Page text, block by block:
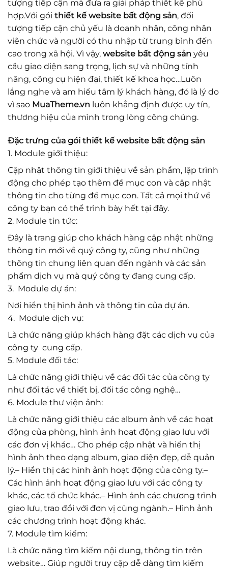
tượng tiếp cận mà đưa ra giải pháp thiết kế phù
hợp.Với gói thiết kế website bất động sản, đối
tượng tiếp cận chủ yếu là doanh nhân, công nhân
viên chức và người có thu nhập từ trung bình đến
cao trong xã hội. Vì vậy, website bất động sản yêu
cầu giao diện sang trọng, lịch sự và những tính
năng, công cụ hiện đại, thiết kế khoa học…Luôn
lắng nghe và am hiểu tâm lý khách hàng, đó là lý do
vì sao MuaTheme.vn luôn khẳng định được uy tín,
thương hiệu của mình trong lòng công chúng.
Đặc trưng của gói thiết kế website bất động sản
1. Module giới thiệu:
Cập nhật thông tin giới thiệu về sản phẩm, lập trình
động cho phép tạo thêm đề mục con và cập nhật
thông tin cho từng đề mục con. Tất cả mọi thứ về
công ty bạn có thể trình bày hết tại đây.
2. Module tin tức:
Đây là trang giúp cho khách hàng cập nhật những
thông tin mới về quý công ty, cũng như những
thông tin chung liên quan đến ngành và các sản
phẩm dịch vụ mà quý công ty đang cung cấp.
3. Module dự án:
Nơi hiển thị hình ảnh và thông tin của dự án.
4. Module dịch vụ:
Là chức năng giúp khách hàng đặt các dịch vụ của
công ty cung cấp.
5. Module đối tác:
Là chức năng giới thiệu về các đối tác của công ty
như đối tác về thiết bị, đối tác công nghệ…
6. Module thư viện ảnh:
Là chức năng giới thiệu các album ảnh về các hoạt
động của phòng, hình ảnh hoạt động giao lưu với
các đơn vị khác… Cho phép cập nhật và hiển thị
hình ảnh theo dạng album, giao diện đẹp, dễ quản
lý.– Hiển thị các hình ảnh hoạt động của công ty.–
Các hình ảnh hoạt động giao lưu với các công ty
khác, các tổ chức khác.– Hình ảnh các chương trình
giao lưu, trao đổi với đơn vị cùng ngành.– Hình ảnh
các chương trình hoạt động khác.
7. Module tìm kiếm:
Là chức năng tìm kiếm nội dung, thông tin trên
website… Giúp người truy cập dễ dàng tìm kiếm